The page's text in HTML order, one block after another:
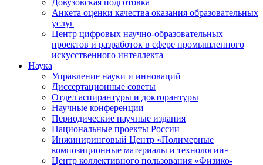
Довузовская подготовка
Анкета оценки качества оказания образовательных
услуг
Центр цифровых научно-образовательных
проектов и разработок в сфере промышленного
искусственного интеллекта
Наука
Управление науки и инноваций
Диссертационные советы
Отдел аспирантуры и докторантуры
Научные конференции
Периодические научные издания
Национальные проекты России
Инжиниринговый Центр «Полимерные
композиционные материалы и технологии»
Центр коллективного пользования «Физико-